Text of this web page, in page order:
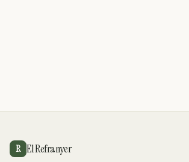
R El Refranyer